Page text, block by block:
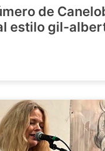
de
estilo gil-